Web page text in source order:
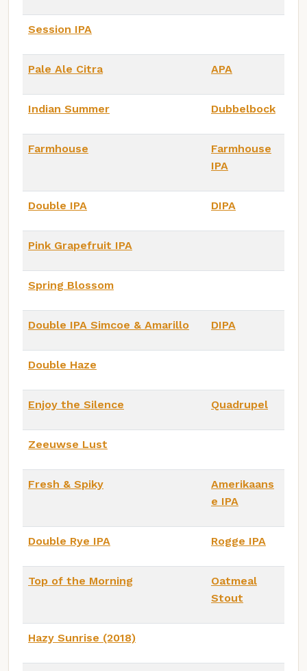
Session IPA
Pale Ale Citra APA
Indian Summer Dubbelbock
Farmhouse
Farmhouse
IPA
Double IPA DIPA
Pink Grapefruit IPA
Spring Blossom
Double IPA Simcoe & Amarillo DIPA
Double Haze
Enjoy the Silence Quadrupel
Zeeuwse Lust
Fresh & Spiky
Amerikaans
e IPA
Double Rye IPA Rogge IPA
Top of the Morning
Oatmeal
Stout
Hazy Sunrise (2018)